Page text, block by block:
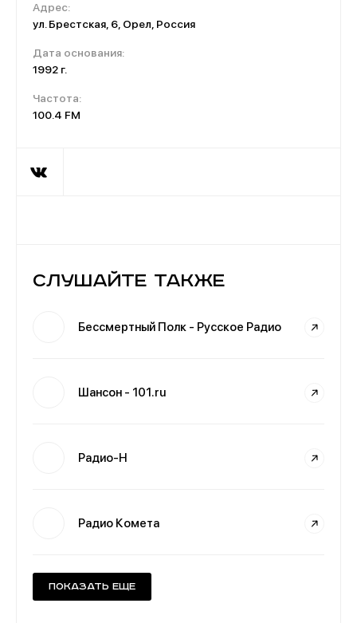
Адрес:
ул. Брестская, 6, Орел, Россия
Дата основания:
1992 г.
Частота:
100.4 FM
Слушайте также
Бессмертный Полк - Русское Радио
Шансон - 101.ru
Радио-Н
Радио Комета
Показать еще